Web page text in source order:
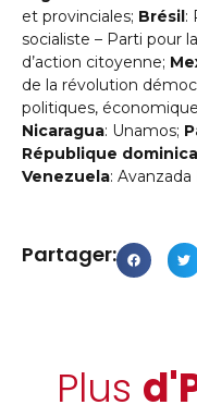
et provinciales; Brésil:
socialiste – Parti pour
d’action citoyenne;
de la révolution
politiques,
Nicaragua: Unamos;
République
Venezuela:
Partager:
Plus